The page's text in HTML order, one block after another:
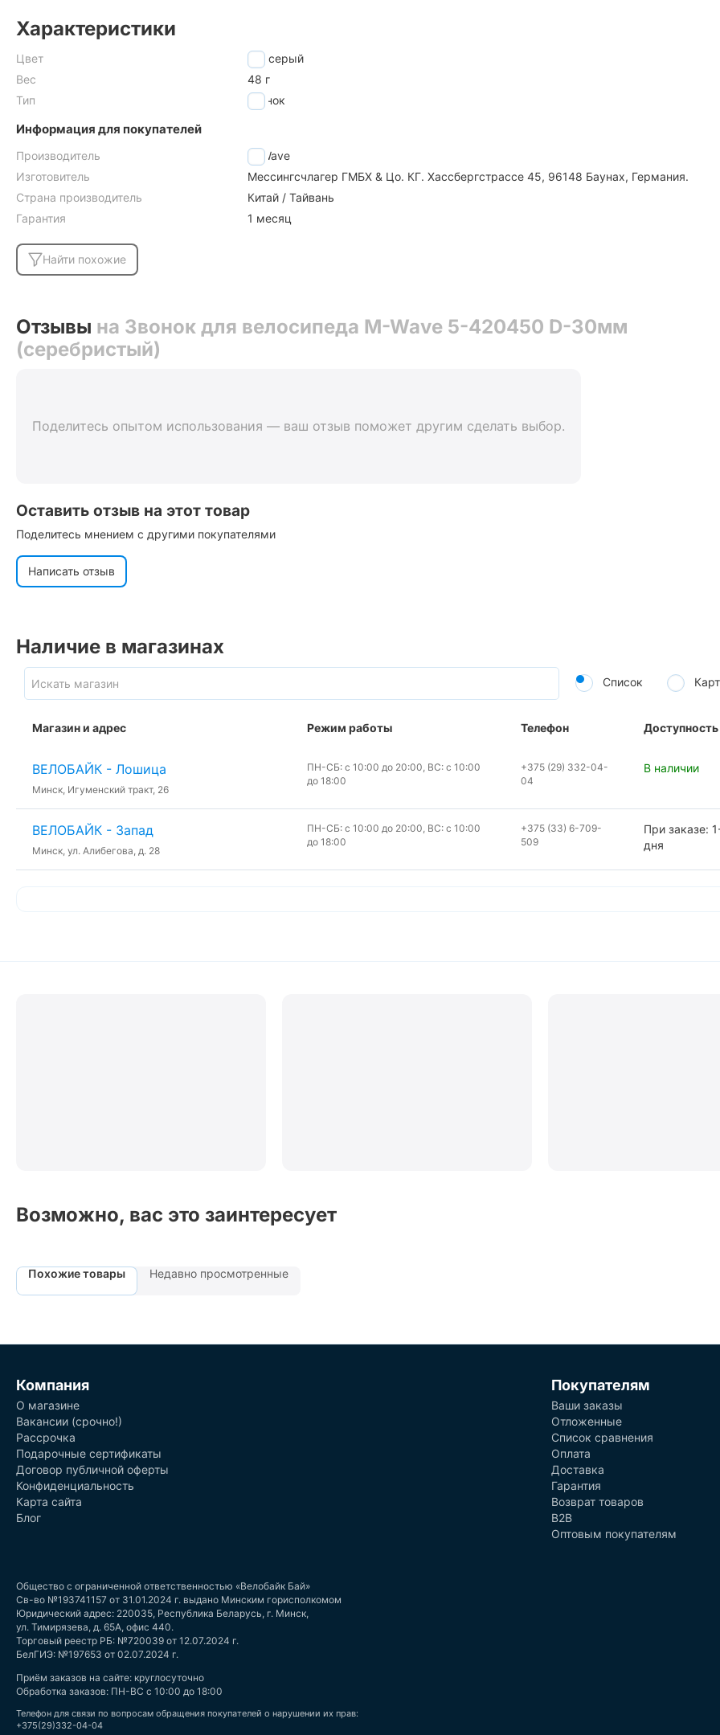
Характеристики
Цвет
серый
Вес
48 г
Тип
звонок
Информация для покупателей
Производитель
M-Wave
Изготовитель
Мессингсчлагер ГМБХ & Цо. КГ. Хассбергстрассе 45, 96148 Баунах, Германия.
Страна производитель
Китай / Тайвань
Гарантия
1 месяц
Найти похожие
Отзывы на Звонок для велосипеда M-Wave 5-420450 D-30мм
(серебристый)
Поделитесь опытом использования — ваш отзыв поможет другим сделать выбор.
Оставить отзыв на этот товар
Поделитесь мнением с другими покупателями
Написать отзыв
Наличие в магазинах
Список
Магазин и адрес Режим работы Телефон Доступность
ВЕЛОБАЙК - Лошица
Минск, Игуменский тракт, 26
ПН-СБ: с 10:00 до 20:00, ВС: с 10:00
до 18:00
+375 (29) 332-04-
04
В наличии
ВЕЛОБАЙК - Запад
Минск, ул. Алибегова, д. 28
ПН-СБ: с 10:00 до 20:00, ВС: с 10:00
до 18:00
+375 (33) 6-709-
509
При заказе:
дня
Возможно, вас это заинтересует
Похожие товары Недавно просмотренные
Компания
О магазине
Вакансии (срочно!)
Рассрочка
Подарочные сертификаты
Договор публичной оферты
Конфиденциальность
Карта сайта
Блог
Покупателям
Ваши заказы
Отложенные
Список сравнения
Оплата
Доставка
Гарантия
Возврат товаров
B2B
Оптовым покупателям
Общество с ограниченной ответственностью «Велобайк Бай»
Св-во №193741157 от 31.01.2024 г. выдано Минским горисполкомом
Юридический адрес: 220035, Республика Беларусь, г. Минск,
ул. Тимирязева, д. 65А, офис 440.
Торговый реестр РБ: №720039 от 12.07.2024 г.
БелГИЭ: №197653 от 02.07.2024 г.
Приём заказов на сайте: круглосуточно
Обработка заказов: ПН-ВС с 10:00 до 18:00
Телефон для связи по вопросам обращения покупателей о нарушении их прав:
+375(29)332-04-04